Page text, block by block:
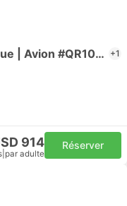
Classe économique | Avion #QR1063 +1
914
par adulte
Réserver